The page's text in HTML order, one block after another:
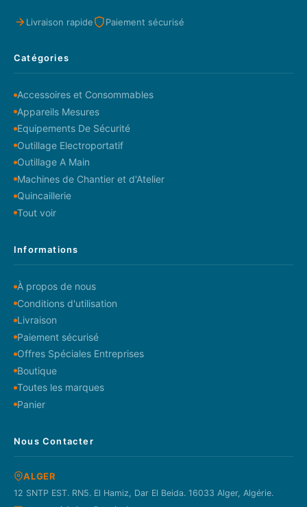
Livraison rapide Paiement sécurisé
Catégories
Accessoires et Consommables
Appareils Mesures
Equipements De Sécurité
Outillage Electroportatif
Outillage A Main
Machines de Chantier et d'Atelier
Quincaillerie
Tout voir
Informations
À propos de nous
Conditions d'utilisation
Livraison
Paiement sécurisé
Offres Spéciales Entreprises
Boutique
Toutes les marques
Panier
Nous Contacter
ALGER
12 SNTP EST. RN5. El Hamiz, Dar El Beida. 16033 Alger, Algérie.